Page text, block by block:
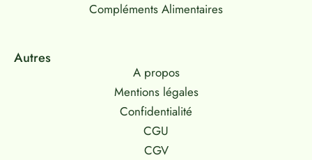
Compléments Alimentaires
Autres
A propos
Mentions légales
Confidentialité
CGU
CGV